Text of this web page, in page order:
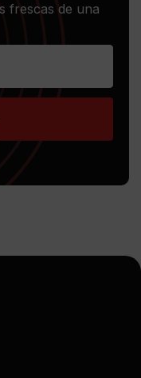
frescas de una